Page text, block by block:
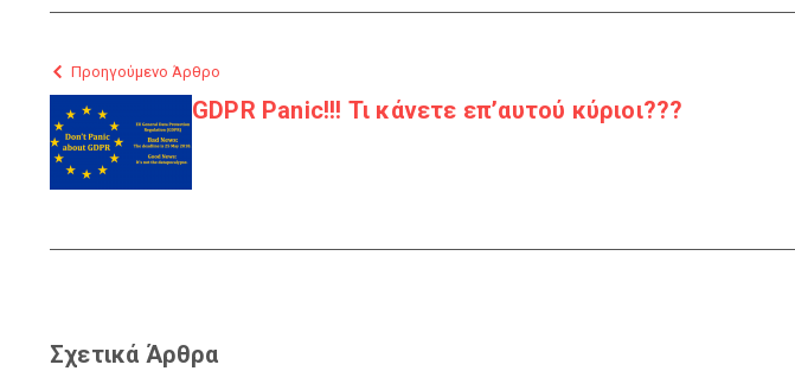
Προηγούμενο Άρθρο
GDPR Panic!!! Τι κάνετε επ’αυτού κύριοι???
Σχετικά Άρθρα